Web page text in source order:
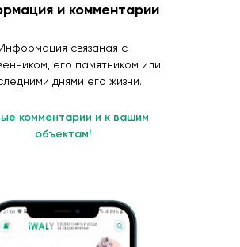
и комментарии
Информация связаная с
его памятником или
днями его жизни.
комментарии и к вашим
объектам!